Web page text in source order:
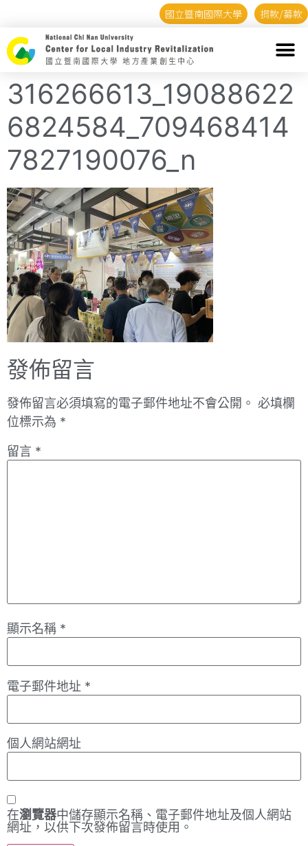
國立暨南國際大學 捐款/募款
316266613_19088622
6824584_709468414
7827190076_n
發佈留言
發佈留言必須填寫的電子郵件地址不會公開。 必填欄
位標示為 *
留言 *
顯示名稱 *
電子郵件地址 *
個人網站網址
在瀏覽器中儲存顯示名稱、電子郵件地址及個人網站
網址，以供下次發佈留言時使用。